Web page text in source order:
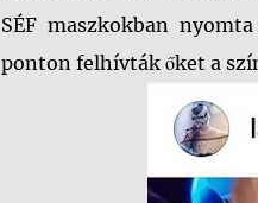
SÉF maszkokban
ponton felhívták őket a